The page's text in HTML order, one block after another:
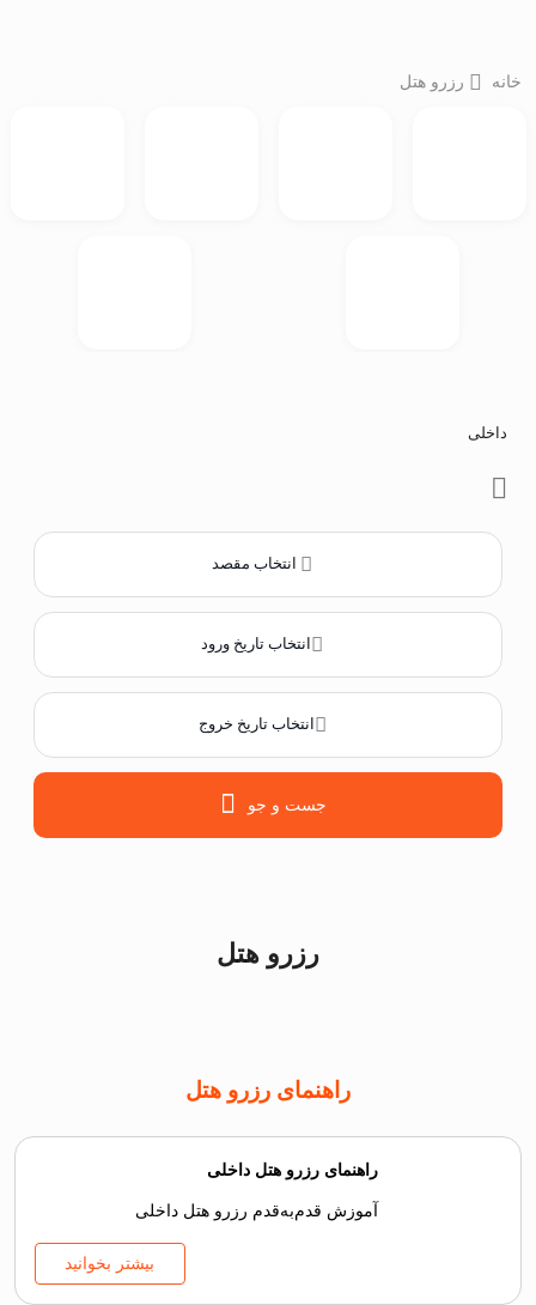
خانه رزرو هتل
داخلی
انتخاب مقصد
انتخاب تاریخ ورود
انتخاب تاریخ خروج
جست و جو
رزرو هتل
راهنمای رزرو هتل
راهنمای رزرو هتل داخلی
آموزش قدم‌به‌قدم رزرو هتل داخلی
بیشتر بخوانید